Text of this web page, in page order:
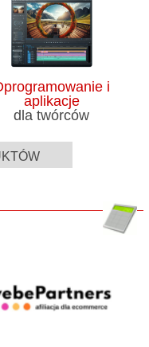
i
aplikacje
dla twórców